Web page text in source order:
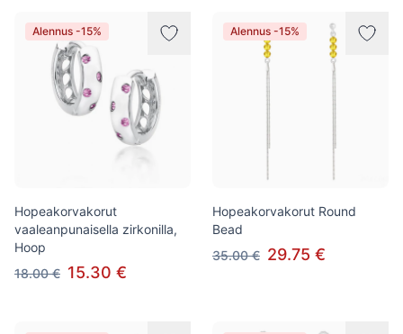
Alennus -15%
Hopeakorvakorut
vaaleanpunaisella zirkonilla,
Hoop
18.00 € 15.30 €
Alennus -15%
Hopeakorvakorut Round
Bead
35.00 € 29.75 €